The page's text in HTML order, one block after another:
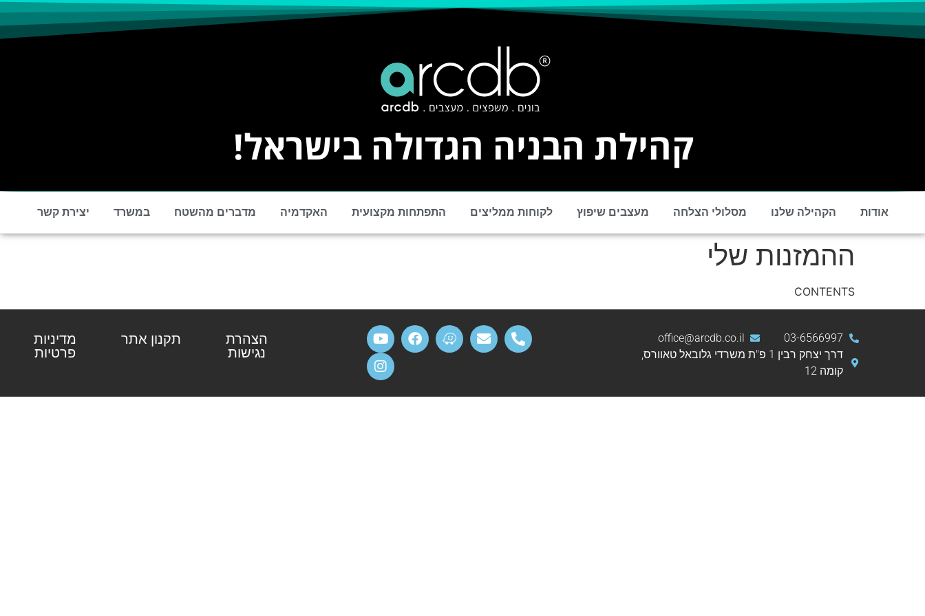
קהילת הבניה הגדולה בישראל!
אודות הקהילה שלנו מסלולי הצלחה מעצבים שיפוץ לקוחות ממליצים התפתחות מקצועית האקדמיה מדברים מהשטח במשרד יצירת קשר
ההמזנות שלי
CONTENTS
03-6566997
office@arcdb.co.il
דרך יצחק רבין 1 פ"ת משרדי גלובאל טאוורס,
קומה 12
הצהרת
נגישות
תקנון אתר
מדיניות
פרטיות